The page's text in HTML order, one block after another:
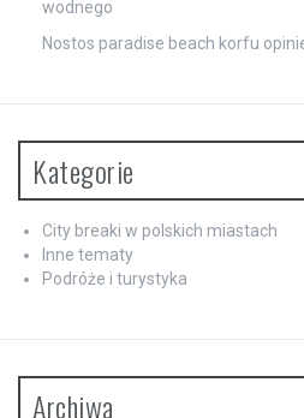
wodnego
Nostos paradise beach korfu
Kategorie
City breaki w polskich miastach
Inne tematy
Podróże i turystyka
Archiwa